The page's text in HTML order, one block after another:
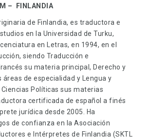
– FINLANDIA
de Finlandia, es traductora e
en la Universidad de Turku,
en Letras, en 1994, en el
siendo Traducción e
su materia principal, Derecho y
de especialidad y Lengua y
Políticas sus materias
certificada de español a finés
jurídica desde 2005. Ha
de confianza en la Asociación
e Intérpretes de Finlandia (SKTL